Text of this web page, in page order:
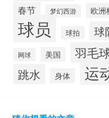
春节 梦幻西游 欧洲
球员 球拍 球
网球 美国 羽毛
跳水 身体 运